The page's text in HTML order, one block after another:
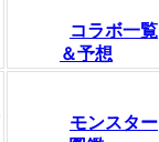
コラボ一覧
＆予想
モンスター